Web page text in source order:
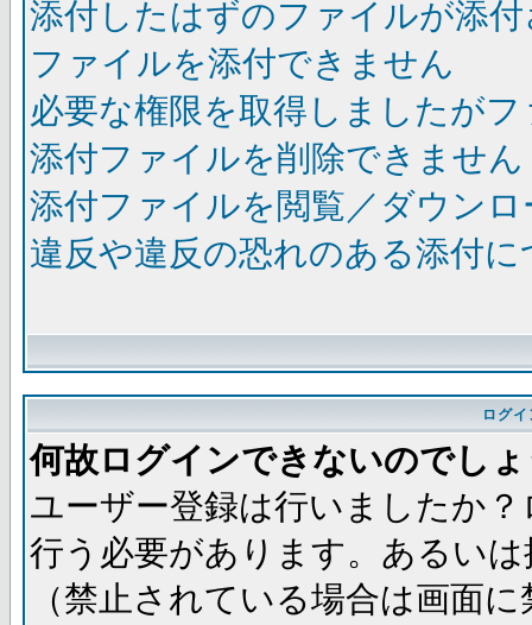
添付したはずのファイルが添
ファイルを添付できません
必要な権限を取得しましたが
添付ファイルを削除できません
添付ファイルを閲覧／ダウン
違反や違反の恐れのある添付
ログ
何故ログインできないのでし
ユーザー登録は行いましたか
行う必要があります。あるい
（禁止されている場合は画面